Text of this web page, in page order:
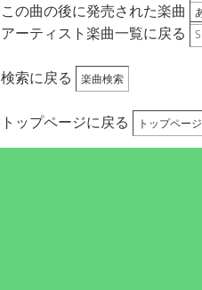
この曲の後に発売された楽曲
アーティスト楽曲一覧に戻る
検索に戻る 楽曲検索
トップページに戻る トップページ